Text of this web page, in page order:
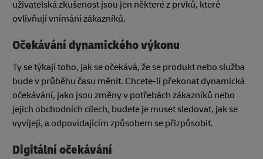
uživatelská zkušenost jsou jen některé z prvků, které
ovlivňují vnímání zákazníků.
Očekávání dynamického výkonu
Ty se týkají toho, jak se očekává, že se produkt nebo služba
bude v průběhu času měnit. Chcete-li překonat dynamická
očekávání, jako jsou změny v potřebách zákazníků nebo
jejich obchodních cílech, budete je muset sledovat, jak se
vyvíjejí, a odpovídajícím způsobem se přizpůsobit.
Digitální očekávání